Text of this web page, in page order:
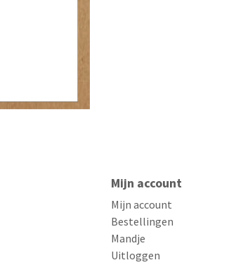
Mijn account
Mijn account
Bestellingen
Mandje
Uitloggen